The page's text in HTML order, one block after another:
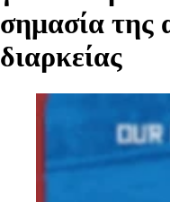
σημασία της
διαρκείας